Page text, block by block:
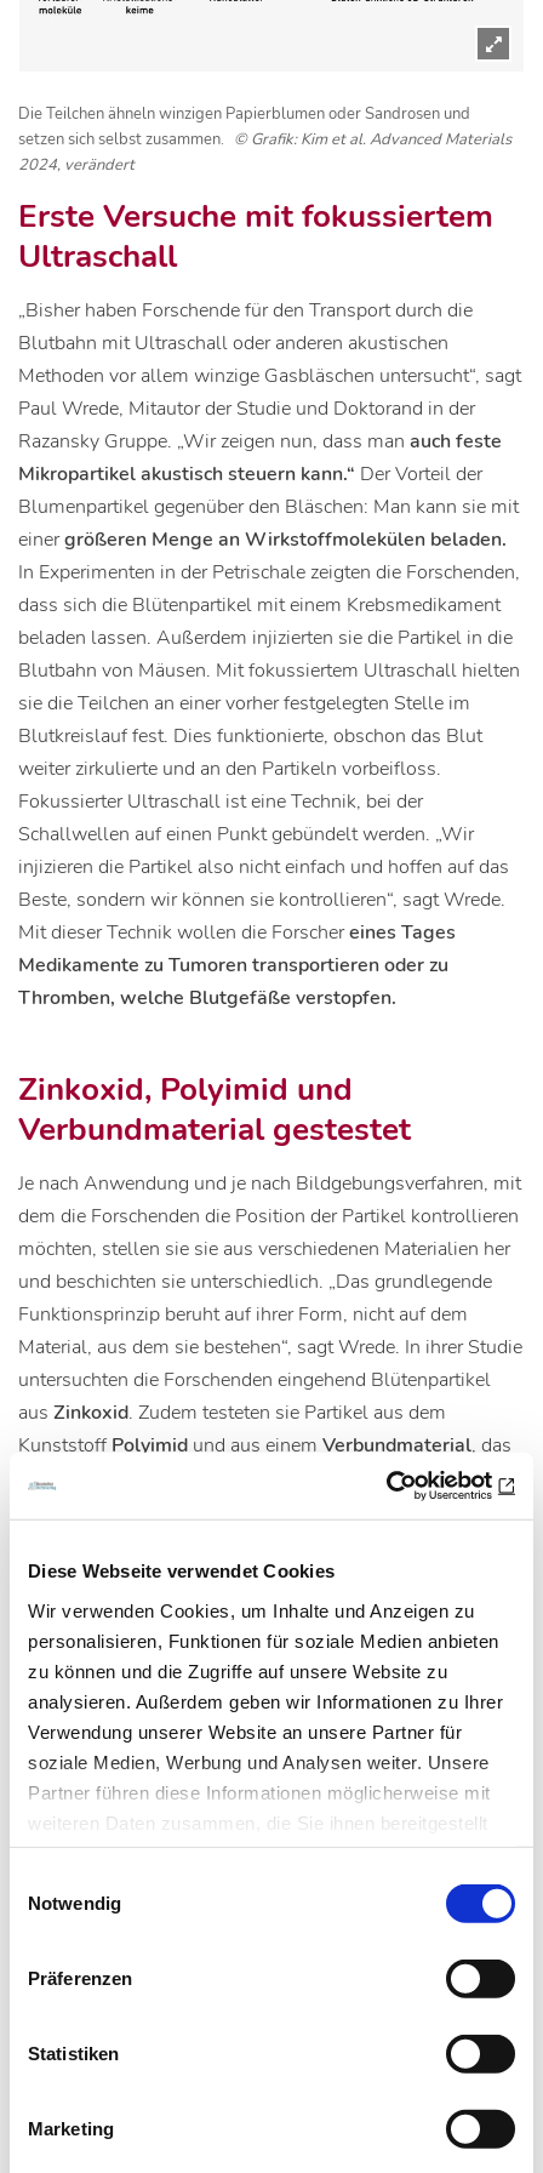
Diese Webseite verwendet Cookies
Wir verwenden Cookies, um Inhalte und Anzeigen zu
personalisieren, Funktionen für soziale Medien anbieten
zu können und die Zugriffe auf unsere Website zu
analysieren. Außerdem geben wir Informationen zu Ihrer
Verwendung unserer Website an unsere Partner für
soziale Medien, Werbung und Analysen weiter. Unsere
Partner führen diese Informationen möglicherweise mit
weiteren Daten zusammen, die Sie ihnen bereitgestellt
haben oder die sie im Rahmen Ihrer Nutzung der Dienste
Notwendig
Präferenzen
Statistiken
Marketing
Die Teilchen ähneln winzigen Papierblumen oder Sandrosen und
setzen sich selbst zusammen. © Grafik: Kim et al. Advanced Materials
2024, verändert
Erste Versuche mit fokussiertem
Ultraschall
„Bisher haben Forschende für den Transport durch die
Blutbahn mit Ultraschall oder anderen akustischen
Methoden vor allem winzige Gasbläschen untersucht“, sagt
Paul Wrede, Mitautor der Studie und Doktorand in der
Razansky Gruppe. „Wir zeigen nun, dass man auch feste
Mikropartikel akustisch steuern kann.“ Der Vorteil der
Blumenpartikel gegenüber den Bläschen: Man kann sie mit
einergrößeren Menge an Wirkstoffmolekülen beladen.
In Experimenten in der Petrischale zeigten die Forschenden,
dass sich die Blütenpartikel mit einem Krebsmedikament
beladen lassen. Außerdem injizierten sie die Partikel in die
Blutbahn von Mäusen. Mit fokussiertem Ultraschall hielten
sie die Teilchen an einer vorher festgelegten Stelle im
Blutkreislauf fest. Dies funktionierte, obschon das Blut
weiter zirkulierte und an den Partikeln vorbeifloss.
Fokussierter Ultraschall ist eine Technik, bei der
Schallwellen auf einen Punkt gebündelt werden. „Wir
injizieren die Partikel also nicht einfach und hoffen auf das
Beste, sondern wir können sie kontrollieren“, sagt Wrede.
Mit dieser Technik wollen die Forschereines Tages
Medikamente zu Tumoren transportieren oder zu
Thromben, welche Blutgefäße verstopfen.
Zinkoxid, Polyimid und
Verbundmaterial gestestet
Je nach Anwendung und je nach Bildgebungsverfahren, mit
dem die Forschenden die Position der Partikel kontrollieren
möchten, stellen sie sie aus verschiedenen Materialien her
und beschichten sie unterschiedlich. „Das grundlegende
Funktionsprinzip beruht auf ihrer Form, nicht auf dem
Material, aus dem sie bestehen“, sagt Wrede. In ihrer Studie
untersuchten die Forschenden eingehend Blütenpartikel
aus Zinkoxid. Zudem testeten sie Partikel aus dem
KunststoffPolyimid und aus einem Verbundmaterial, das
aus Nickel und organischen Verbindungen
Untersuchungen in Tieren, bevor die Technik allenfalls auch
Menschen mit Kreislauferkrankungen oder Krebs
zugutekommen kann.
Literatur:
Kim DW, Wrede P, Estrada H, et al.: Hierarchical
Nanostructures as Acoustically Manipulatable
Multifunctional Agents in Dynamic Fluid Flow.
onlinelibrary.wiley.com/doi/10.1002/adma.202404514